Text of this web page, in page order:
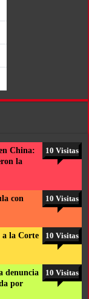
China:
la
10 Visitas
con
10 Visitas
a la Corte
10 Visitas
denuncia
por
10 Visitas